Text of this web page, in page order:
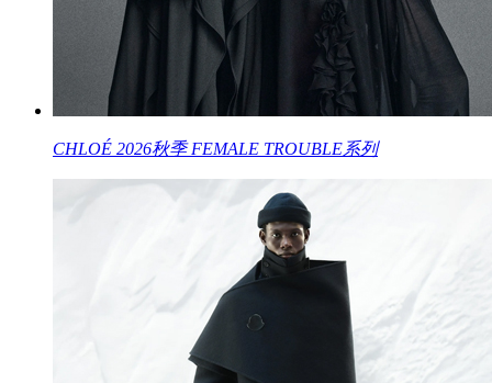
CHLOÉ 2026秋季 FEMALE TROUBLE系列